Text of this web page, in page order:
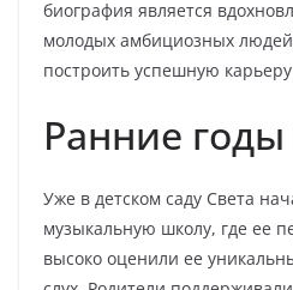
биография является
молодых амбициозных
построить успешную
Ранние годы
Уже в детском саду Света
музыкальную школу, где ее
высоко оценили ее